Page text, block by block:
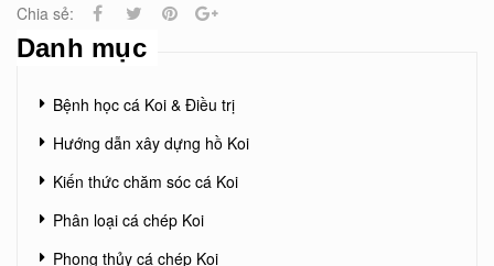
Chia sẻ:
Danh mục
Bệnh học cá Koi & Điều trị
Hướng dẫn xây dựng hồ Koi
Kiến thức chăm sóc cá Koi
Phân loại cá chép Koi
Phong thủy cá chép Koi